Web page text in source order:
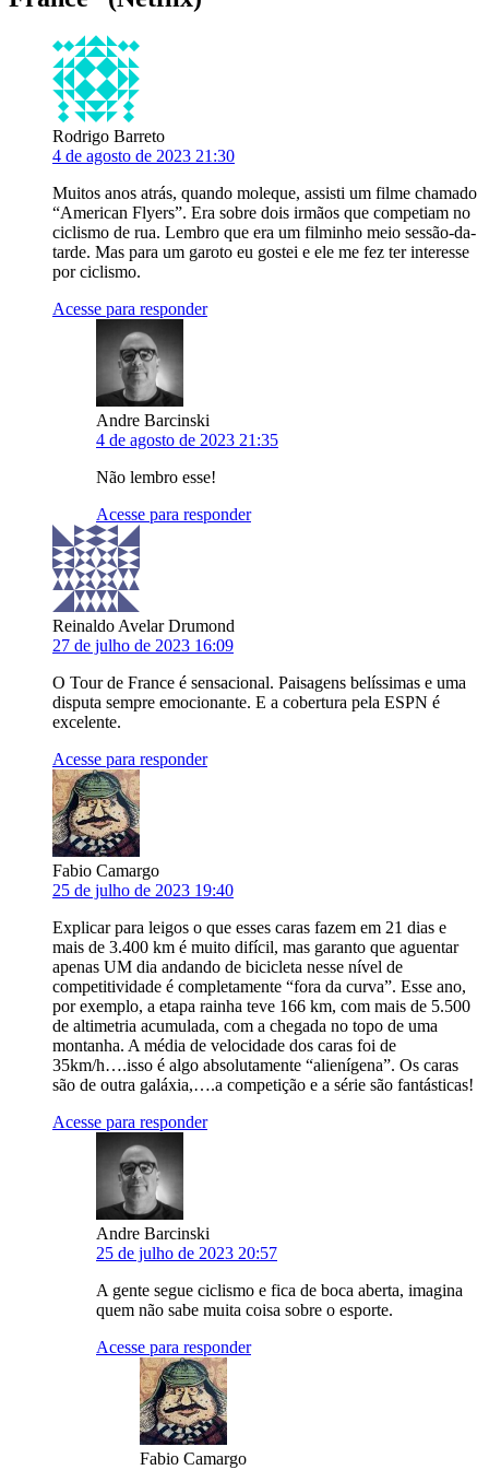
Rodrigo Barreto
4 de agosto de 2023 21:30
Muitos anos atrás, quando moleque, assisti um filme chamado
“American Flyers”. Era sobre dois irmãos que competiam no
ciclismo de rua. Lembro que era um filminho meio sessão-da-
tarde. Mas para um garoto eu gostei e ele me fez ter interesse
por ciclismo.
Acesse para responder
Andre Barcinski
4 de agosto de 2023 21:35
Não lembro esse!
Acesse para responder
Reinaldo Avelar Drumond
27 de julho de 2023 16:09
O Tour de France é sensacional. Paisagens belíssimas e uma
disputa sempre emocionante. E a cobertura pela ESPN é
excelente.
Acesse para responder
Fabio Camargo
25 de julho de 2023 19:40
Explicar para leigos o que esses caras fazem em 21 dias e
mais de 3.400 km é muito difícil, mas garanto que aguentar
apenas UM dia andando de bicicleta nesse nível de
competitividade é completamente “fora da curva”. Esse ano,
por exemplo, a etapa rainha teve 166 km, com mais de 5.500
de altimetria acumulada, com a chegada no topo de uma
montanha. A média de velocidade dos caras foi de
35km/h….isso é algo absolutamente “alienígena”. Os caras
são de outra galáxia,….a competição e a série são fantásticas!
Acesse para responder
Andre Barcinski
25 de julho de 2023 20:57
A gente segue ciclismo e fica de boca aberta, imagina
quem não sabe muita coisa sobre o esporte.
Acesse para responder
Fabio Camargo